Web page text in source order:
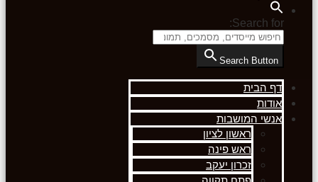
Search for:
Search Button
דף הבית
אודות
אנשי המושבות
ראשון לציון
ראש פינה
זכרון יעקב